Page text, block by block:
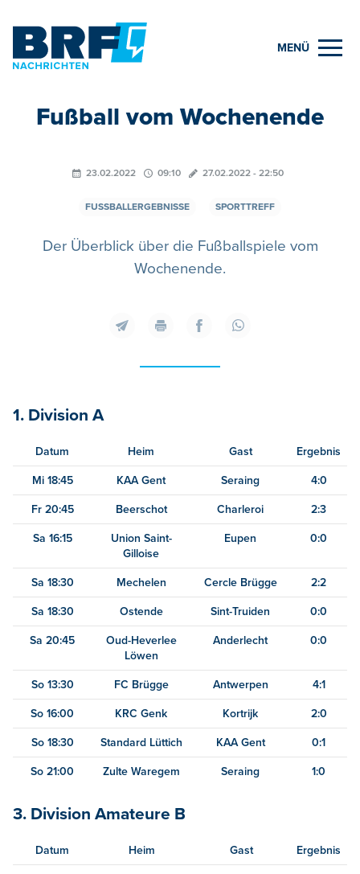
MENÜ
Fußball vom Wochenende
23.02.2022 09:10 27.02.2022 - 22:50
FUSSBALLERGEBNISSE SPORTTREFF
Der Überblick über die Fußballspiele vom
Wochenende.
1. Division A
Datum Heim Gast Ergebnis
Mi 18:45 KAA Gent Seraing 4:0
Fr 20:45 Beerschot Charleroi 2:3
Sa 16:15
Union Saint-
Gilloise
Eupen 0:0
Sa 18:30 Mechelen Cercle Brügge 2:2
Sa 18:30 Ostende Sint-Truiden 0:0
Sa 20:45
Oud-Heverlee
Löwen
Anderlecht 0:0
So 13:30 FC Brügge Antwerpen 4:1
So 16:00 KRC Genk Kortrijk 2:0
So 18:30 Standard Lüttich KAA Gent 0:1
So 21:00 Zulte Waregem Seraing 1:0
3. Division Amateure B
Datum Heim Gast Ergebnis